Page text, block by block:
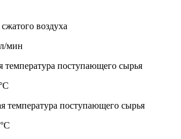
воздуха
мин
поступающего сырья
температура поступающего сырья